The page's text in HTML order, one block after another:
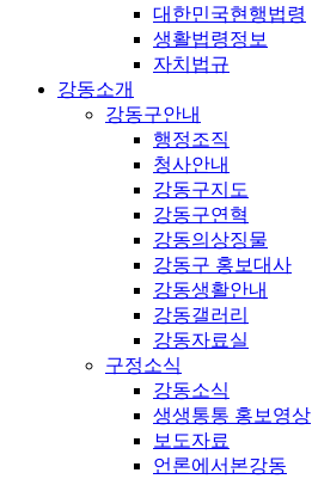
대한민국현행법령
생활법령정보
자치법규
강동소개
강동구안내
행정조직
청사안내
강동구지도
강동구연혁
강동의상징물
강동구 홍보대사
강동생활안내
강동갤러리
강동자료실
구정소식
강동소식
생생통통 홍보영상
보도자료
언론에서본강동